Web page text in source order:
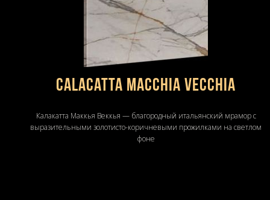
Calacatta Macchia Vecchia
Калакатта Маккья Веккья — благородный итальянский мрамор с
выразительными золотисто-коричневыми прожилками на светлом
фоне